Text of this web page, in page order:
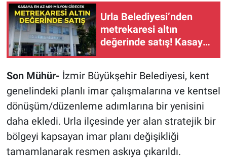
Urla Belediyesi’nden
metrekaresi altın
değerinde satış! Kasaya
Son Mühür- İzmir Büyükşehir Belediyesi, kent
genelindeki planlı imar çalışmalarına ve kentsel
dönüşüm/düzenleme adımlarına bir yenisini
daha ekledi. Urla ilçesinde yer alan stratejik bir
bölgeyi kapsayan imar planı değişikliği
tamamlanarak resmen askıya çıkarıldı.